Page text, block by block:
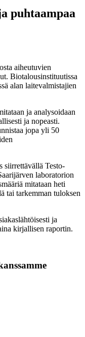
puhtaampaa
aiheutuvien
Biotalousinstituutissa
alan laitevalmistajien
ja analysoidaan
ja nopeasti.
jopa yli 50
siirrettävällä Testo-
laboratorion
mitataan heti
tai tarkemman tuloksen
ja
kirjallisen raportin.